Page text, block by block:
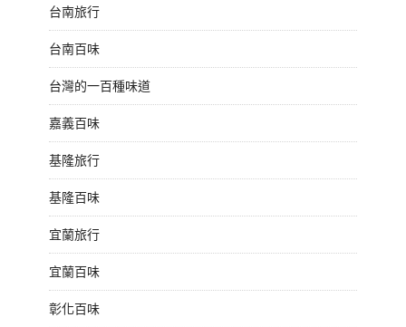
台南旅行
台南百味
台灣的一百種味道
嘉義百味
基隆旅行
基隆百味
宜蘭旅行
宜蘭百味
彰化百味